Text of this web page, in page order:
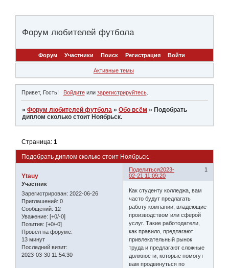
Форум любителей футбола
Форум Участники Поиск Регистрация Войти
Активные темы
Привет, Гость! Войдитеили зарегистрируйтесь.
»Форум любителей футбола »Обо всём » Подобрать
диплом сколько стоит Ноябрьск.
Подобрать диплом сколько стоит Ноябрьск.
Страница:1
Поделиться 1
2023-
02-21 11:09:20
Ytauy
Участник
Зарегистрирован: 2022-06-26
Приглашений: 0
Сообщений: 12
Уважение: [+0/-0]
Позитив: [+0/-0]
Провел на форуме:
13 минут
Последний визит:
2023-03-30 11:54:30
Как студенту колледжа, вам
часто будут предлагать
работу компании, владеющие
производством или сферой
услуг. Такие работодатели,
как правило, предлагают
привлекательный рынок
труда и предлагают сложные
должности, которые помогут
вам продвинуться по